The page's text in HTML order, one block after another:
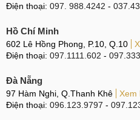
Điện thoại: 097. 988.4242 -
Hồ Chí Minh
602 Lê Hồng Phong, P.10, Q.10
Điện thoại: 097.1111.602 -
Đà Nẵng
97 Hàm Nghi, Q.Thanh Khê
Xem
Điện thoại: 096.123.9797 -